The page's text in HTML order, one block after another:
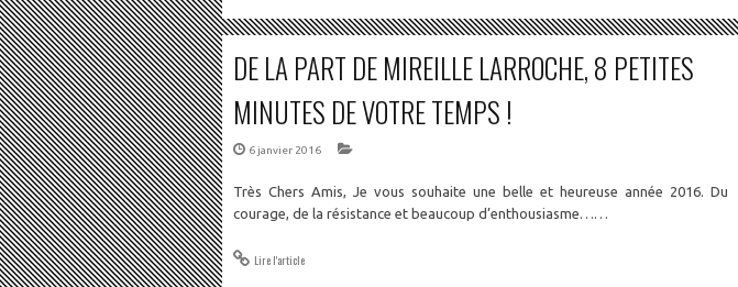
DE LA PART DE MIREILLE LARROCHE, 8 PETITES
MINUTES DE VOTRE TEMPS !
6 janvier 2016
Très Chers Amis, Je vous souhaite une belle et heureuse année 2016. Du
courage, de la résistance et beaucoup d’enthousiasme……
Lire l'article